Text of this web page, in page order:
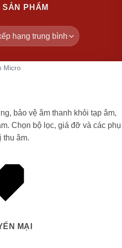
SẢN PHẨM
Micro
bảo vệ âm thanh khỏi tạp âm,
Chọn bộ lọc, giá đỡ và các phụ
thu âm.
MẠI